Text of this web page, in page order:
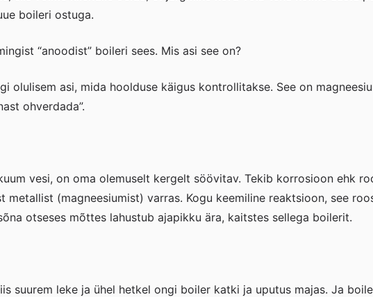
boileri ostuga.
“anoodist” boileri sees. Mis asi see on?
olulisem asi, mida hoolduse käigus kontrollitakse. See on
ohverdada”.
vesi, on oma olemuselt kergelt söövitav. Tekib korrosioon ehk
metallist (magneesiumist) varras. Kogu keemiline reaktsioon, see
otseses mõttes lahustub ajapikku ära, kaitstes sellega boilerit.
suurem leke ja ühel hetkel ongi boiler katki ja uputus majas. Ja